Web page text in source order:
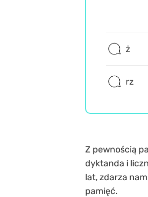
ż
rz
Z pewnością
dyktanda i
lat, zdarza
pamięć.